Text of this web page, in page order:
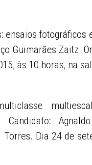
ensaios fotográficos
Guimarães Zaitz.
às 10 horas, na
Candidato:
Dia 24 de